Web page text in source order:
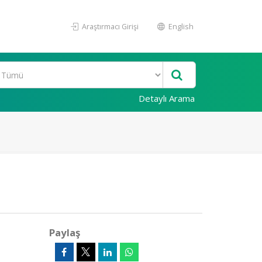
Araştırmacı Girişi English
Detaylı Arama
Paylaş